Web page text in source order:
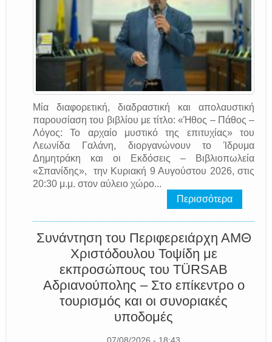
Μία διαφορετική, διαδραστική και απολαυστική
παρουσίαση του βιβλίου με τίτλο: «Ήθος – Πάθος –
Λόγος: Το αρχαίο μυστικό της επιτυχίας» του
Λεωνίδα Γαλάνη, διοργανώνουν το Ίδρυμα
Δημητράκη και οι Εκδόσεις – Βιβλιοπωλεία
«Σπανίδης», την Κυριακή 9 Αυγούστου 2026, στις
20:30 μ.μ. στον αύλειο χώρο...
Περισσότερα
Συνάντηση του Περιφερειάρχη ΑΜΘ
Χριστόδουλου Τοψίδη με
εκπροσώπους του TÜRSAB
Αδριανούπολης – Στο επίκεντρο ο
τουρισμός και οι συνοριακές
υποδομές